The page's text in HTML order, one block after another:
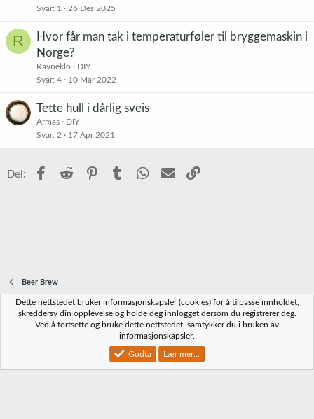
Svar 1 26 Des 2025
R
Hvor får man tak i temperaturføler til bryggemaskin i
Norge?
Ravneklo
DIY
Svar 4 10 Mar 2022
Tette hull i dårlig sveis
Armas
DIY
Svar 2 17 Apr 2021
Del: Facebook
Reddit PinterestTumblr WhatsApp
E-post
Beer Brew
Norbrygg-default
Vilkår og regler Personvernregler
Community platform by XenForo® © 2010-2023 XenForo Ltd.
Dette nettstedet bruker informasjonskapsler (cookies) for å tilpasse innholdet,
skreddersy din opplevelse og holde deg innlogget dersom du registrerer deg.
Ved å fortsette og bruke dette nettstedet, samtykker du i bruken av
informasjonskapsler.
Godta Lær mer...